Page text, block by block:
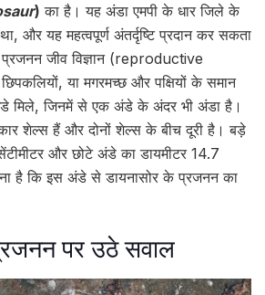
) का है। यह अंडा एमपी के धार जिले के
और यह महत्वपूर्ण अंतर्दृष्टि प्रदान कर सकता
प्रजनन जीव विज्ञान (reproductive
या मगरमच्छ और पक्षियों के समान
मिले, जिनमें से एक अंडे के अंदर भी अंडा है।
शेल्स हैं और दोनों शेल्स के बीच दूरी है। बड़े
और छोटे अंडे का डायमीटर 14.7
है कि इस अंडे से डायनासोर के प्रजनन का
पर उठे सवाल